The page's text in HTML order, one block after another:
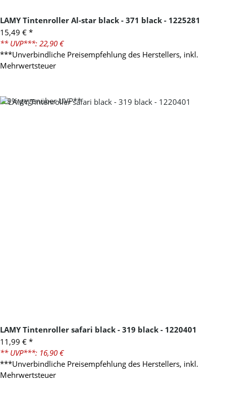
LAMY Tintenroller Al-star black - 371 black - 1225281
15,49 € *
** UVP***: 22,90 €
***Unverbindliche Preisempfehlung des Herstellers, inkl.
Mehrwertsteuer
-29%gegenüber UVP**
LAMY Tintenroller safari black - 319 black - 1220401
11,99 € *
** UVP***: 16,90 €
***Unverbindliche Preisempfehlung des Herstellers, inkl.
Mehrwertsteuer